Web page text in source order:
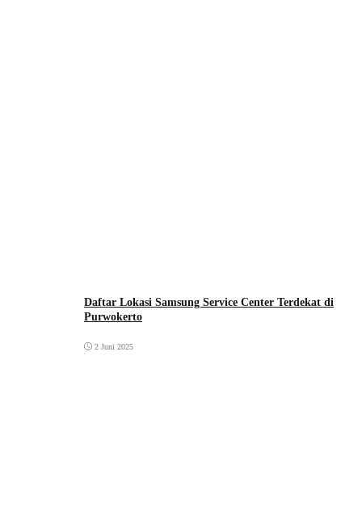
Daftar Lokasi Samsung Service Center Terdekat di
Purwokerto
2 Juni 2025